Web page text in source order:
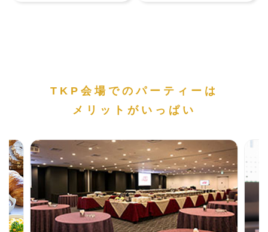
TKP会場でのパーティーは
メリットがいっぱい